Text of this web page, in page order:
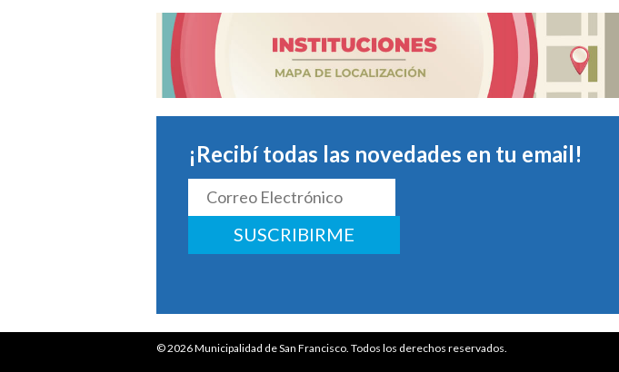
¡Recibí todas las novedades en tu email!
SUSCRIBIRME
© 2026Municipalidad de San Francisco. Todos los derechos reservados.